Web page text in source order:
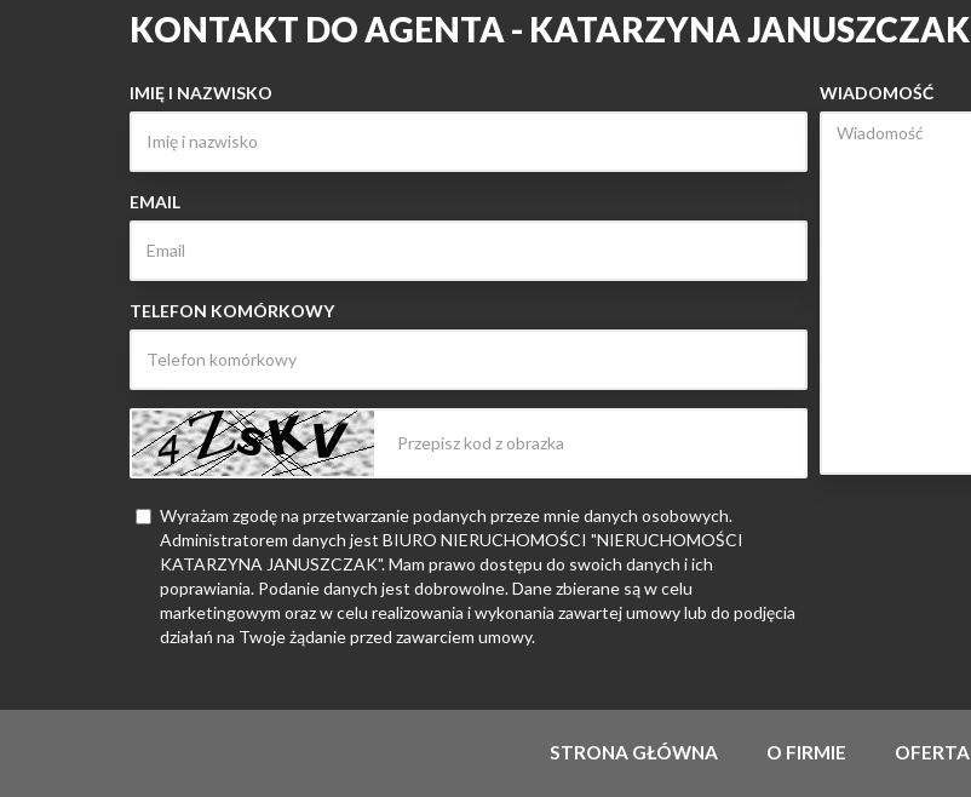
KONTAKT DO AGENTA - KATARZYNA JANUSZCZAK
IMIĘ I NAZWISKO
EMAIL
TELEFON KOMÓRKOWY
Wyrażam zgodę na przetwarzanie podanych przeze mnie danych osobowych.
Administratorem danych jest BIURO NIERUCHOMOŚCI "NIERUCHOMOŚCI
KATARZYNA JANUSZCZAK". Mam prawo dostępu do swoich danych i ich
poprawiania. Podanie danych jest dobrowolne. Dane zbierane są w celu
marketingowym oraz w celu realizowania i wykonania zawartej umowy lub do podjęcia
działań na Twoje żądanie przed zawarciem umowy.
WIADOMOŚĆ
STRONA GŁÓWNA O FIRMIE OFERTA